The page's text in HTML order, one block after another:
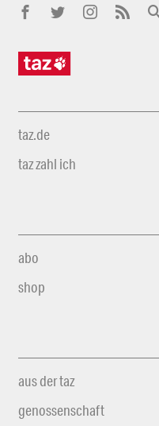
taz.de
taz zahl ich
abo
shop
aus der taz
genossenschaft